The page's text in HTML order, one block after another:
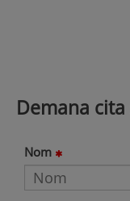
Demana
Nom